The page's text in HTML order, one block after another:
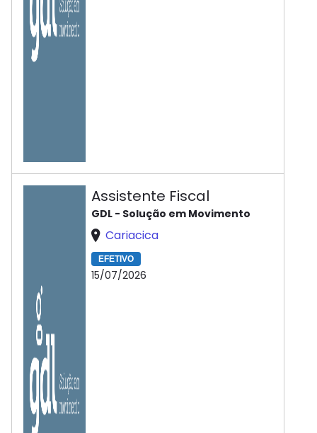
Assistente Fiscal
GDL - Solução em Movimento
Cariacica
EFETIVO
15/07/2026